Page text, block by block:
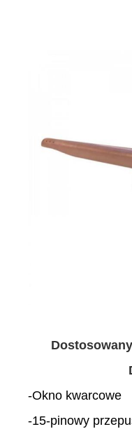
-Okno kwarcowe
-15-pinowy